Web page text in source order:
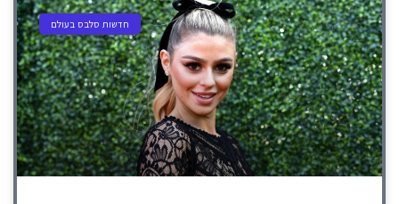
חדשות סלבס בעולם